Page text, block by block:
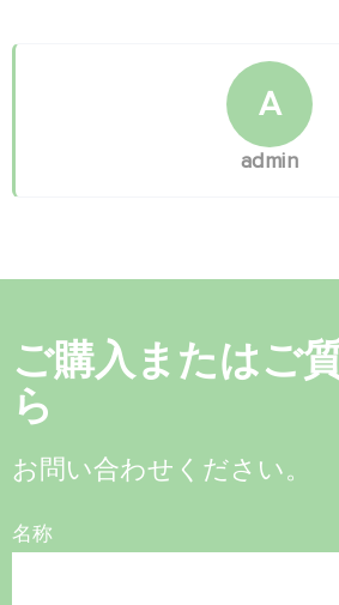
A
admin
ご購入またはご
ら
お問い合わせください。
名称